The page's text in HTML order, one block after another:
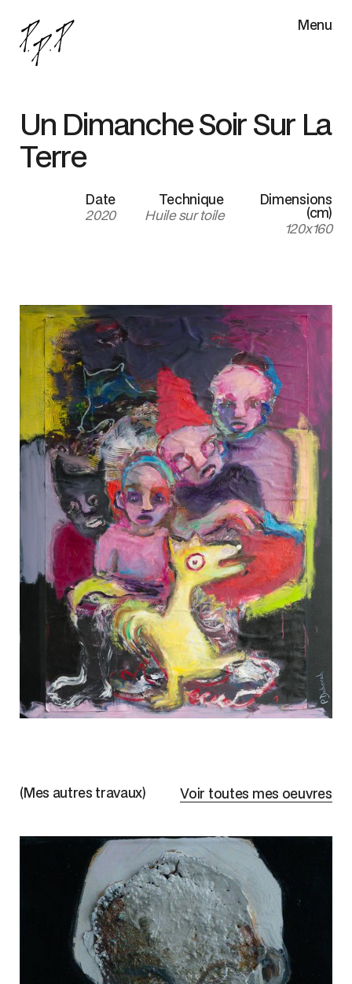
Menu
Un Dimanche Soir Sur La
Terre
Date
2020
Technique
Huile sur toile
Dimensions
(cm)
120x160
(Mes autres travaux) Voir toutes mes oeuvres